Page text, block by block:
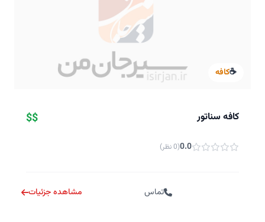
☕کافه
کافه سناتور $$
0.0(0 نظر)
تماس مشاهده جزئیات